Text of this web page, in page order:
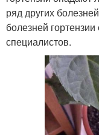
ряд других
болезней
специалистов.